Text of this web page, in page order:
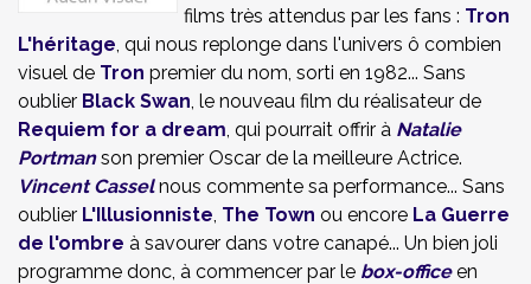
films très attendus par les fans : Tron
L'héritage, qui nous replonge dans l'univers ô combien
visuel de Tron premier du nom, sorti en 1982... Sans
oublier Black Swan, le nouveau film du réalisateur de
Requiem for a dream, qui pourrait offrir à Natalie
Portmanson premier Oscar de la meilleure Actrice.
Vincent Casselnous commente sa performance... Sans
oublier L'Illusionniste, The Town ou encore La Guerre
de l'ombre à savourer dans votre canapé... Un bien joli
programme donc, à commencer par le box-officeen